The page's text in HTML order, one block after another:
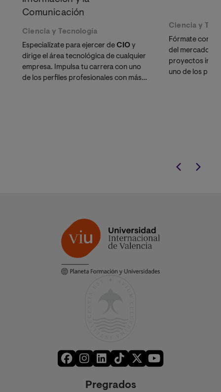
Comunicación
Ciencia y Tecnología
Especialízate para ejercer deCIOy
dirige el área tecnológica de cualquier
empresa. Impulsa tu carrera con uno
de los perfiles profesionales con más
Ciencia y
Fórmate con el
del mercado en
proyectos
uno de los
Pregrados